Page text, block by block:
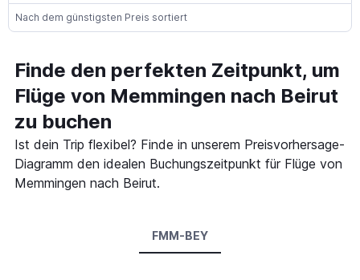
Nach dem günstigsten Preis sortiert
Finde den perfekten Zeitpunkt, um
Flüge von Memmingen nach Beirut
zu buchen
Ist dein Trip flexibel? Finde in unserem Preisvorhersage-
Diagramm den idealen Buchungszeitpunkt für Flüge von
Memmingen nach Beirut.
FMM-BEY